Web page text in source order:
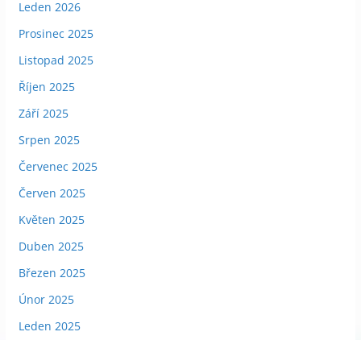
Leden 2026
Prosinec 2025
Listopad 2025
Říjen 2025
Září 2025
Srpen 2025
Červenec 2025
Červen 2025
Květen 2025
Duben 2025
Březen 2025
Únor 2025
Leden 2025